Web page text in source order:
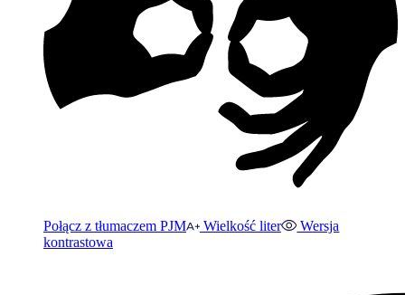
Połącz z tłumaczem PJM Wielkość liter
Wersja
kontrastowa